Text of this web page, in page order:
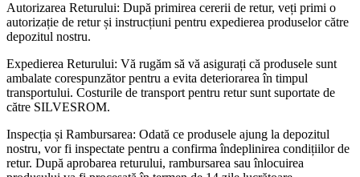
Autorizarea Returului: După primirea cererii de retur, veți primi o
autorizație de retur și instrucțiuni pentru expedierea produselor către
depozitul nostru.
Expedierea Returului: Vă rugăm să vă asigurați că produsele sunt
ambalate corespunzător pentru a evita deteriorarea în timpul
transportului. Costurile de transport pentru retur sunt suportate de
către SILVESROM.
Inspecția și Rambursarea: Odată ce produsele ajung la depozitul
nostru, vor fi inspectate pentru a confirma îndeplinirea condițiilor de
retur. După aprobarea returului, rambursarea sau înlocuirea